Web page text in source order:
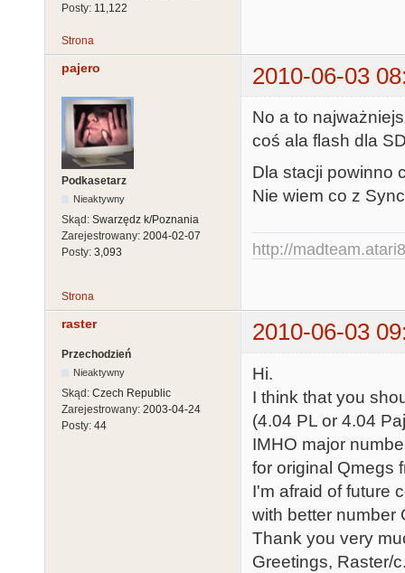
Posty: 11,122
Strona
pajero 2010-06-03
Podkasetarz
Nieaktywny
Skąd: Swarzędz k/Poznania
Zarejestrowany: 2004-02-07
Posty: 3,093
No a to
coś ala flash dla
Dla stacji powinno
Nie wiem co z
http://
Strona
raster 2010-06-03
Przechodzień
Nieaktywny
Skąd: Czech Republic
Zarejestrowany: 2003-04-24
Posty: 44
Hi.
I think that you
(4.04 PL or 4.04
IMHO major
for original Qmegs
I'm afraid of future
with better number
Thank you very
Greetings, Raster/